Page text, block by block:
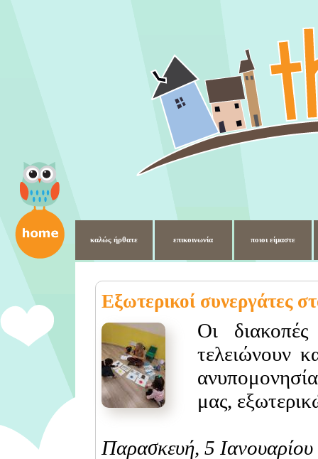
καλώς ήρθατε επικοινωνία ποιοι είμαστε
Εξωτερικοί συνεργάτες
Οι
τελειώνουν
μας,
Παρασκευή, 5